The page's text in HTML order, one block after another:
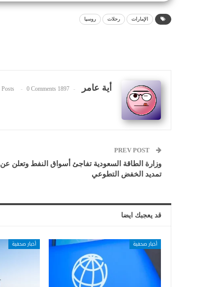
الإمارات رحلات روسيا
أية عامر 1897 Posts
0 Comments
وزارة الطاقة السعودية تفاجئ أسواق النفط وتعلن عن
تمديد الخفض التطوعي
قد يعجبك ايضا
أخبار صحفية أخبار صحفية